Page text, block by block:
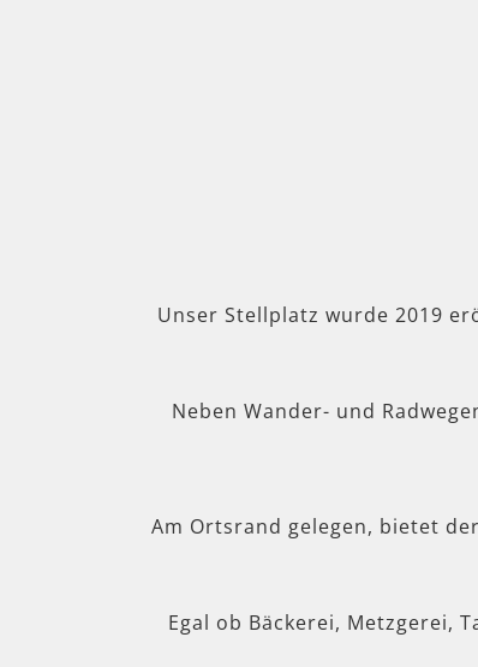
Unser Stellplatz wurde 2019
Neben Wander- und
Am Ortsrand gelegen, bietet
Egal ob Bäckerei, Metzgerei,